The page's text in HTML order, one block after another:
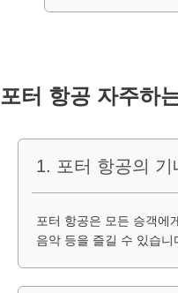
포터 항공 자주하
1. 포터 항공의
포터 항공은 모든 승객에
음악 등을 즐길 수 있습